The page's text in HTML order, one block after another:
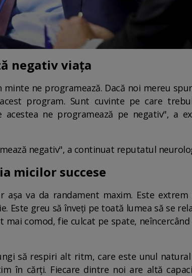
negativ viața
ne programează. Dacă noi mereu
program. Sunt cuvinte pe care
ne programează pe negativ", a
negativ", a continuat reputatul
micilor succese
așa va da randament maxim. Este
Este greu să înveți pe toată lumea să se
comod, fie culcat pe spate,
să respiri alt ritm, care este unul
în cărți. Fiecare dintre noi are altă